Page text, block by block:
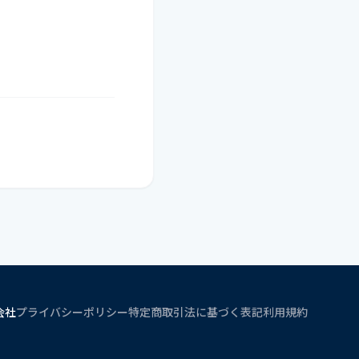
社プライバシーポリシー特定商取引法に基づく表記利用規約